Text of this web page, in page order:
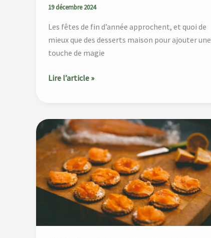
19 décembre 2024
Les fêtes de fin d’année approchent, et quoi de
mieux que des desserts maison pour ajouter une
touche de magie
Lire l’article »
Idées
de
Recettes
Apéritives
pour
Gourmand